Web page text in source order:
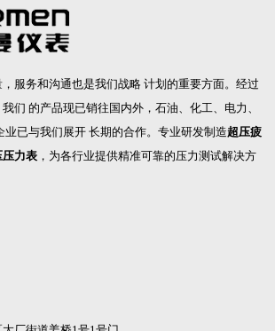
服务和沟通也是我们战略 计划的重要方面。经过
们 的产品现已销往国内外，石油、化工、电力、
业已与我们展开 长期的合作。专业研发制造超压疲
压力表 ，为各行业提供精准可靠的压力测试解决方